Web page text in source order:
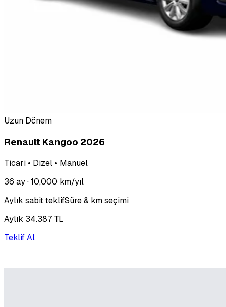
Uzun Dönem
Renault Kangoo 2026
Ticari • Dizel • Manuel
36 ay· 10,000 km/yıl
Aylık sabit teklifSüre & km seçimi
Aylık 34.387 TL
Teklif Al